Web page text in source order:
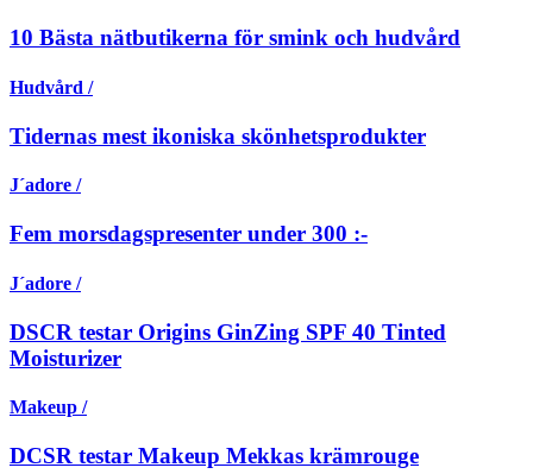
10 Bästa nätbutikerna för smink och hudvård
Hudvård /
Tidernas mest ikoniska skönhetsprodukter
J´adore /
Fem morsdagspresenter under 300 :-
J´adore /
DSCR testar Origins GinZing SPF 40 Tinted
Moisturizer
Makeup /
DCSR testar Makeup Mekkas krämrouge